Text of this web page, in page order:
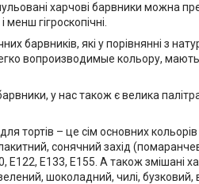
харчові барвники можна
гігроскопічні.
барвників, які у порівнянні з
вопроизводимые кольору,
у нас також є велика
тортів – це сім основних
сонячний захід
Е122, Е133, Е155. А також змішані
шоколадний, чилі, бузковий,